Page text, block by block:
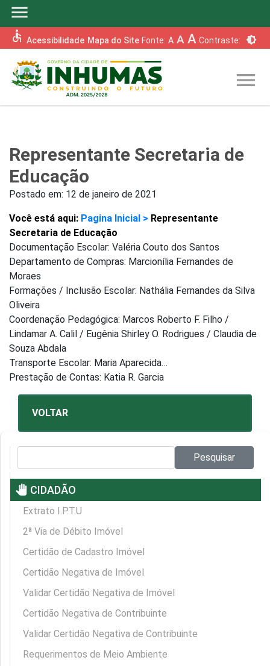
menu
accessible Acessibilidade Mapa do Site Fonte: A A A Contraste: brightness_6
menu
Representante Secretaria de
Educação
Postado em: 12 de janeiro de 2021
Você está aqui: Pagina Inicial > Representante
Secretaria de Educação
Documentação Escolar: Valéria Couto dos Santos
Departamento de Compras: Marcionília Fernandes de
Moraes
Formações / Inclusão Escolar: Nathália Fernandes da Silva
Oliveira
Coordenação Pedagógica: Marcos Roberto F. Filho /
Lindamar A. Calil / Eugênia Shirley O. Rodrigues / Claudia de
Souza Abdala
Transporte Escolar: Maria Aparecida…
Prestação de Contas: Katia R. Garcia
VOLTAR
Pesquisar
pan_tool CIDADÃO
Extrato I.P.T.U
2ª Via de Débito Imóvel
Certidão de Cadastro Imóvel
Certidão Negativa de Imóvel
Validar Certidão Negativa de Imóvel
Certidão Negativa de Contribuinte
Validar Certidão Negativa de Contribuinte
Requerimentos de Meio Ambiente